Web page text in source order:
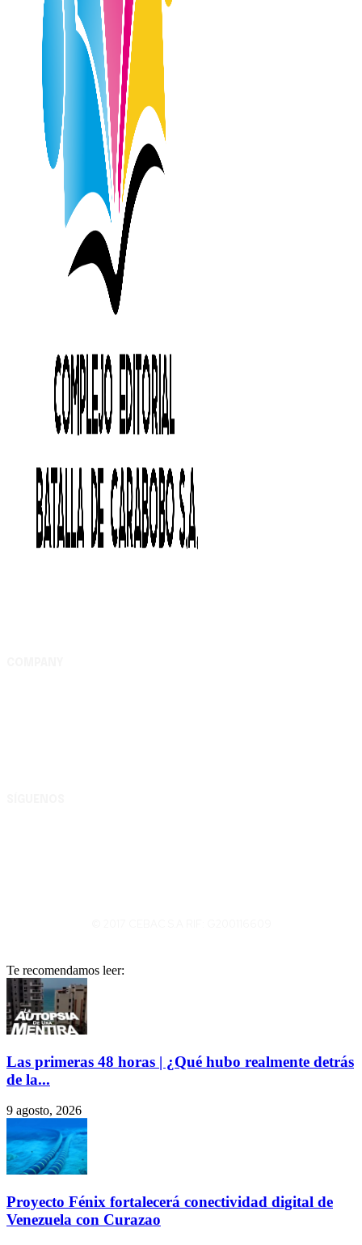
Te recomendamos leer:
Las primeras 48 horas | ¿Qué hubo realmente detrás
de la...
9 agosto, 2026
Proyecto Fénix fortalecerá conectividad digital de
Venezuela con Curazao